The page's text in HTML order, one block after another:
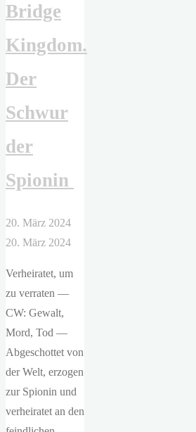
Bridge
Kingdom.
Der
Schwur
der
Spionin
20. März 2024
20. März 2024
Verheiratet, um
zu verraten —
CW: Gewalt,
Mord, Tod —
Abgeschottet von
der Welt, erzogen
zur Spionin und
verheiratet an den